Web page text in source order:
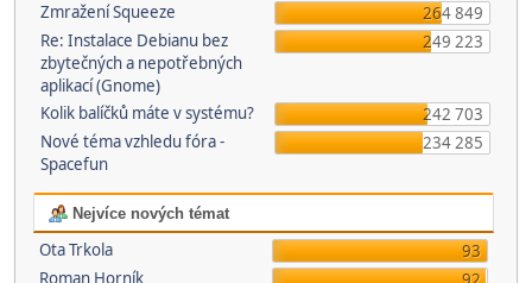
Zmražení Squeeze
264 849
Re: Instalace Debianu bez
zbytečných a nepotřebných
aplikací (Gnome)
249 223
Kolik balíčků máte v systému?
242 703
Nové téma vzhledu fóra -
Spacefun
234 285
Nejvíce nových témat
Ota Trkola
93
Roman Horník